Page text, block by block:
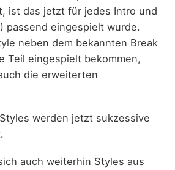
ist das jetzt für jedes Intro und
passend eingespielt wurde.
neben dem bekannten Break
Teil eingespielt bekommen,
die erweiterten
werden jetzt sukzessive
auch weiterhin Styles aus